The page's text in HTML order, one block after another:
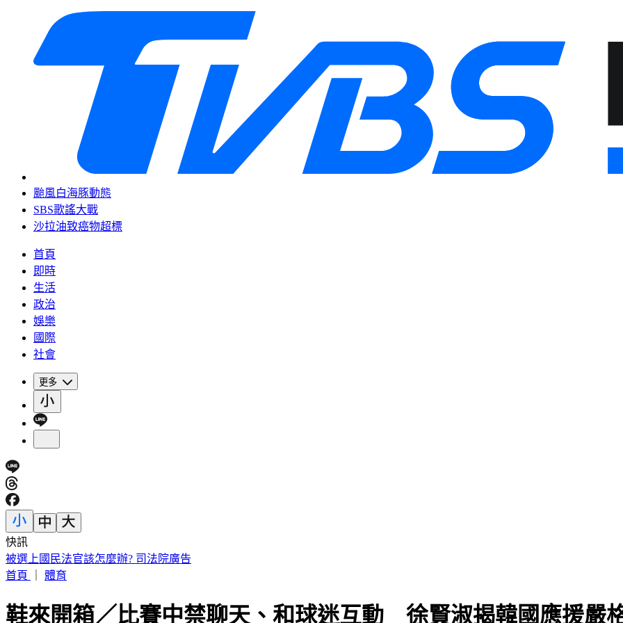
颱風白海豚動態
SBS歌謠大戰
沙拉油致癌物超標
首頁
即時
生活
政治
娛樂
國際
社會
更多
快訊
網紅肥大叔離世！醫曝「油煙致癌」：做1頓飯=吸2包菸
首頁
體育
鞋來開箱／比賽中禁聊天、和球迷互動 徐賢淑揭韓國應援嚴